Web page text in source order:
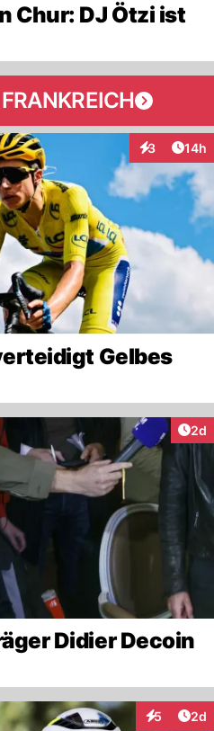
Chur: DJ Ötzi ist
3
Interaktionen
14h
Gelbes
2d
Didier Decoin
5 2d